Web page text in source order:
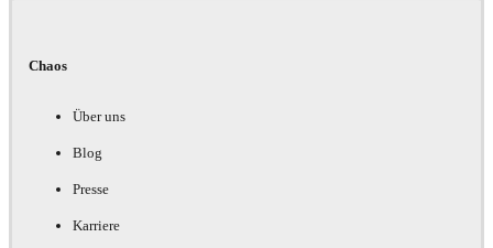
Chaos
Über uns
Blog
Presse
Karriere